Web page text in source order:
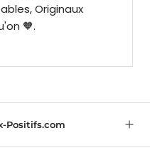
Originaux
🧡.
Positifs.com